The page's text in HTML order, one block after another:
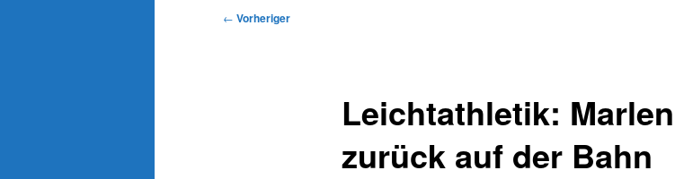
Beitragsnavigation
← Vorheriger
Leichtathletik:
zurück auf der Bahn